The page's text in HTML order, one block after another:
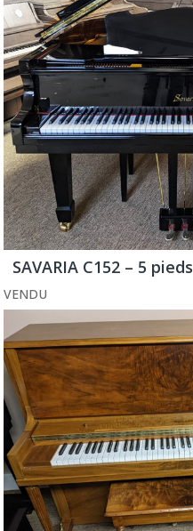
SAVARIA C152 – 5 pieds
VENDU